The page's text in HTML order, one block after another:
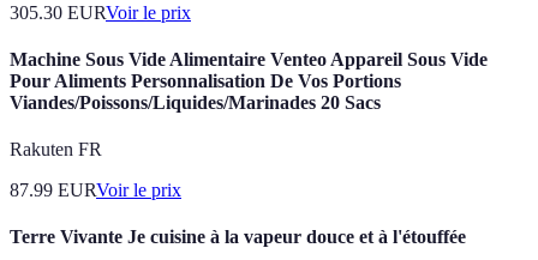
305.30 EURVoir le prix
Machine Sous Vide Alimentaire Venteo Appareil Sous Vide
Pour Aliments Personnalisation De Vos Portions
Viandes/Poissons/Liquides/Marinades 20 Sacs
Rakuten FR
87.99 EURVoir le prix
Terre Vivante Je cuisine à la vapeur douce et à l'étouffée